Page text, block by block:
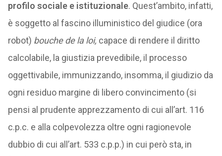
profilo sociale e istituzionale. Quest’ambito, infatti,
è soggetto al fascino illuministico del giudice (ora
robot) bouche de la loi, capace di rendere il diritto
calcolabile, la giustizia prevedibile, il processo
oggettivabile, immunizzando, insomma, il giudizio da
ogni residuo margine di libero convincimento (si
pensi al prudente apprezzamento di cui all’art. 116
c.p.c. e alla colpevolezza oltre ogni ragionevole
dubbio di cui all’art. 533 c.p.p.) in cui però sta, in